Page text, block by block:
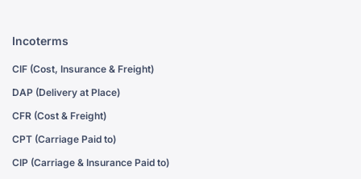
Incoterms
CIF (Cost, Insurance & Freight)
DAP (Delivery at Place)
CFR (Cost & Freight)
CPT (Carriage Paid to)
CIP (Carriage & Insurance Paid to)